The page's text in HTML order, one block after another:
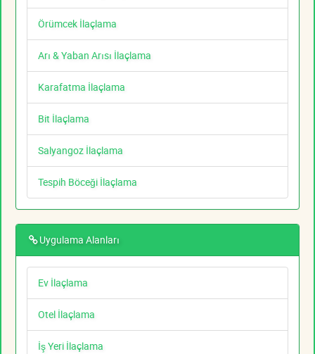
Örümcek İlaçlama
Arı & Yaban Arısı İlaçlama
Karafatma İlaçlama
Bit İlaçlama
Salyangoz İlaçlama
Tespih Böceği İlaçlama
Uygulama Alanları
Ev İlaçlama
Otel İlaçlama
İş Yeri İlaçlama